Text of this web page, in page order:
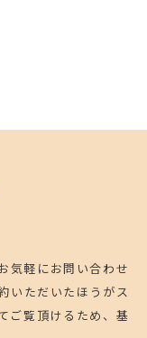
気軽にお問い合わせ
いただいたほうがス
ご覧頂けるため、基